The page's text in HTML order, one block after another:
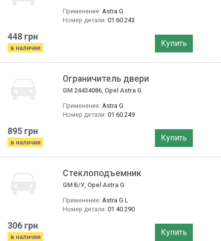
Применение: Astra G
Номер детали: 01 60 243
448 грн
в наличии Купить
Ограничитель двери
GM 24434086, Opel Astra G
Применение: Astra G
Номер детали: 01 60 249
895 грн
в наличии Купить
Стеклоподъемник
GM Б/У, Opel Astra G
Применение: Astra G L
Номер детали: 01 40 290
306 грн
в наличии Купить